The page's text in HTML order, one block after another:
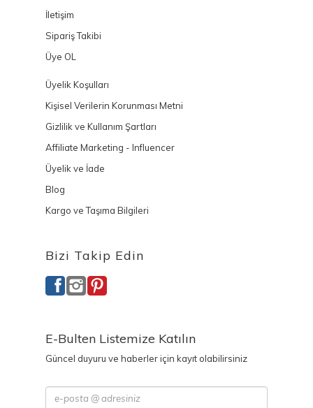
İletişim
Sipariş Takibi
Üye OL
Üyelik Koşulları
Kişisel Verilerin Korunması Metni
Gizlilik ve Kullanım Şartları
Affiliate Marketing - Influencer
Üyelik ve İade
Blog
Kargo ve Taşıma Bilgileri
Bizi Takip Edin
E-Bulten Listemize Katılın
Güncel duyuru ve haberler için kayıt olabilirsiniz